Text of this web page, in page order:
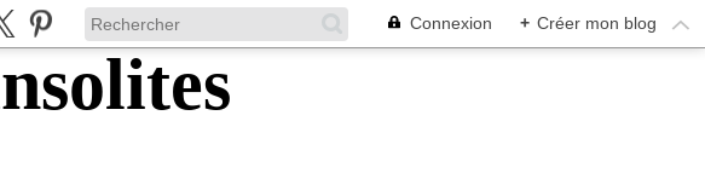
Connexion + Créer mon blog